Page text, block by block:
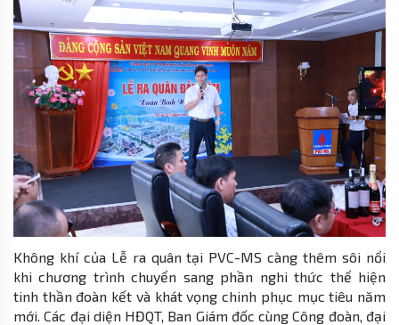
Không khí của Lễ ra quân tại PVC-MS càng thêm sôi nổi
khi chương trình chuyển sang phần nghi thức thể hiện
tinh thần đoàn kết và khát vọng chinh phục mục tiêu năm
mới. Các đại diện HĐQT, Ban Giám đốc cùng Công đoàn, đại